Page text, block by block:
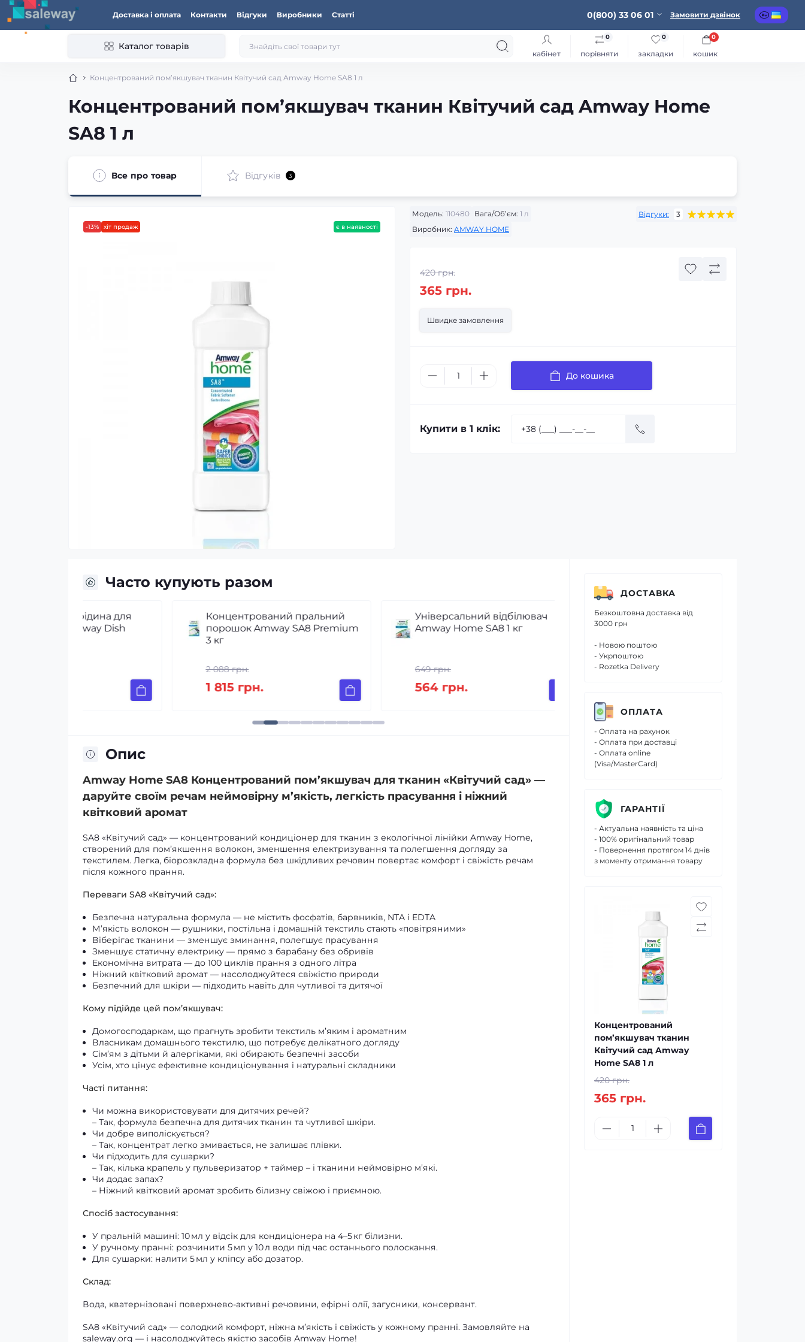
Доставка і оплата Контакти Відгуки Виробники Статті 0(800) 33 06 01 Замовити дзвінок
Каталог товарів
кабінет порівняти
0
закладки
0
кошик
0
Концентрований пом’якшувач тканин Квітучий сад Amway Home SA8 1 л
Концентрований пом’якшувач тканин Квітучий сад Amway Home
SA8 1 л
Все про товар Відгуків 3
-13% хіт продаж є в наявності
Модель: 110480 Вага/Об’єм: 1 л
Виробник: AMWAY HOME
Відгуки: 3
420 грн.
365 грн.
Швидке замовлення
До кошика
Купити в 1 клік:
Часто купують разом
Концентрований пральний
порошок Amway SA8 Premium
1 815 грн.
Універсальний відбілювач
Amway Home SA8 1 кг
564 грн.
Спрей попереднього
очищення для виведення
плям Amway Home SA8 400
Опис
Amway Home SA8 Концентрований пом’якшувач для тканин «Квітучий сад» —
даруйте своїм речам неймовірну м’якість, легкість прасування і ніжний
квітковий аромат
SA8 «Квітучий сад» — концентрований кондиціонер для тканин з екологічної лінійки Amway Home,
створений для пом’якшення волокон, зменшення електризування та полегшення догляду за
текстилем. Легка, біорозкладна формула без шкідливих речовин повертає комфорт і свіжість речам
після кожного прання.
Переваги SA8 «Квітучий сад»:
Безпечна натуральна формула — не містить фосфатів, барвників, NTA і EDTA
М’якість волокон — рушники, постільна і домашній текстиль стають «повітряними»
Віберігає тканини — зменшує зминання, полегшує прасування
Зменшує статичну електрику — прямо з барабану без обривів
Економічна витрата — до 100 циклів прання з одного літра
Ніжний квітковий аромат — насолоджуйтеся свіжістю природи
Безпечний для шкіри — підходить навіть для чутливої та дитячої
Кому підійде цей пом’якшувач:
Домогосподаркам, що прагнуть зробити текстиль м’яким і ароматним
Власникам домашнього текстилю, що потребує делікатного догляду
Сім’ям з дітьми й алергіками, які обирають безпечні засоби
Усім, хто цінує ефективне кондиціонування і натуральні складники
Часті питання:
Чи можна використовувати для дитячих речей?
– Так, формула безпечна для дитячих тканин та чутливої шкіри.
Чи добре виполіскується?
– Так, концентрат легко змивається, не залишає плівки.
Чи підходить для сушарки?
– Так, кілька крапель у пульверизатор + таймер – і тканини неймовірно м’які.
Чи додає запах?
– Ніжний квітковий аромат зробить білизну свіжою і приємною.
Спосіб застосування:
У пральній машині: 10 мл у відсік для кондиціонера на 4–5 кг білизни.
У ручному пранні: розчинити 5 мл у 10 л води під час останнього полоскання.
Для сушарки: налити 5 мл у кліпсу або дозатор.
Склад:
Вода, кватернізовані поверхнево-активні речовини, ефірні олії, загусники, консервант.
SA8 «Квітучий сад» — солодкий комфорт, ніжна м’якість і свіжість у кожному пранні. Замовляйте на
saleway.org — і насолоджуйтесь якістю засобів Amway Home!
ДОСТАВКА
Безкоштовна доставка від
3000 грн
- Новою поштою
- Укрпоштою
- Rozetka Delivery
ОПЛАТА
- Оплата на рахунок
- Оплата при доставці
- Оплата online
(Visa/MasterCard)
ГАРАНТІЇ
- Актуальна наявність та ціна
- 100% оригінальний товар
- Повернення протягом 14 днів
з моменту отримання товару
Концентрований
пом’якшувач тканин
Квітучий сад Amway
Home SA8 1 л
420 грн.
365 грн.